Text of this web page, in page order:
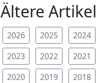
Ältere Artikel
2026 2025
2024
2023
2022
2021
2020
2019
2018